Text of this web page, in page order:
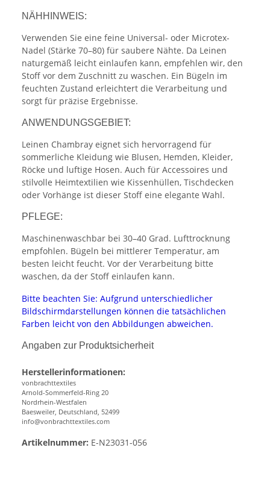
NÄHHINWEIS:
Verwenden Sie eine feine Universal- oder Microtex-
Nadel (Stärke 70–80) für saubere Nähte. Da Leinen
naturgemäß leicht einlaufen kann, empfehlen wir, den
Stoff vor dem Zuschnitt zu waschen. Ein Bügeln im
feuchten Zustand erleichtert die Verarbeitung und
sorgt für präzise Ergebnisse.
ANWENDUNGSGEBIET:
Leinen Chambray eignet sich hervorragend für
sommerliche Kleidung wie Blusen, Hemden, Kleider,
Röcke und luftige Hosen. Auch für Accessoires und
stilvolle Heimtextilien wie Kissenhüllen, Tischdecken
oder Vorhänge ist dieser Stoff eine elegante Wahl.
PFLEGE:
Maschinenwaschbar bei 30–40 Grad. Lufttrocknung
empfohlen. Bügeln bei mittlerer Temperatur, am
besten leicht feucht. Vor der Verarbeitung bitte
waschen, da der Stoff einlaufen kann.
Bitte beachten Sie: Aufgrund unterschiedlicher
Bildschirmdarstellungen können die tatsächlichen
Farben leicht von den Abbildungen abweichen.
Angaben zur Produktsicherheit
Herstellerinformationen:
vonbrachttextiles
Arnold-Sommerfeld-Ring 20
Nordrhein-Westfalen
Baesweiler, Deutschland, 52499
info@vonbrachttextiles.com
Artikelnummer: E-N23031-056